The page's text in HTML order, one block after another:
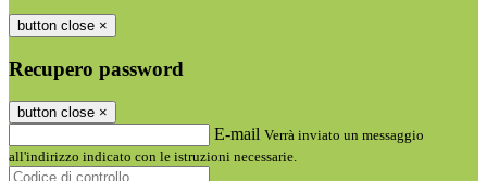
button close ×
Recupero password
button close ×
E-mail Verrà inviato un messaggio
all'indirizzo indicato con le istruzioni necessarie.